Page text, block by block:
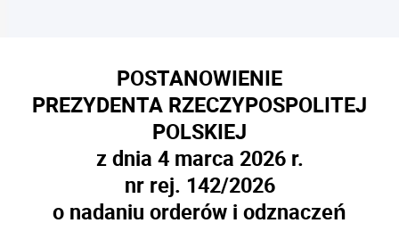
POSTANOWIENIE
PREZYDENTA RZECZYPOSPOLITEJ
POLSKIEJ
z dnia 4 marca 2026 r.
nr rej. 142/2026
o nadaniu orderów i odznaczeń